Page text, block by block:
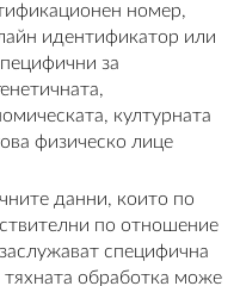
номер,
идентификатор или
за
културната
физическо лице
данни, които по
по отношение
специфична
тяхната обработка може